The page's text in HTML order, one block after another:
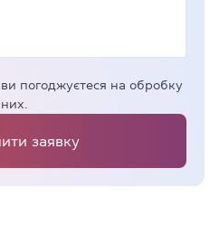
погоджуєтеся на обробку
заявку